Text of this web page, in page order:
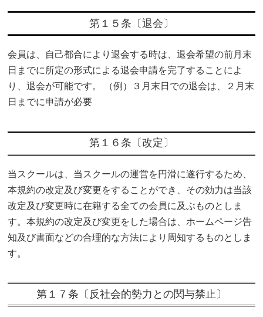
第１５条〔退会〕
会員は、自己都合により退会する時は、退会希望の前月末
日までに所定の形式による退会申請を完了することによ
り、退会が可能です。 （例）３月末日での退会は、２月末
日までに申請が必要
第１６条〔改定〕
当スクールは、当スクールの運営を円滑に遂行するため、
本規約の改定及び変更をすることができ、その効力は当該
改定及び変更時に在籍する全ての会員に及ぶものとしま
す。本規約の改定及び変更をした場合は、ホームページ告
知及び書面などの合理的な方法により周知するものとしま
す。
第１７条〔反社会的勢力との関与禁止〕